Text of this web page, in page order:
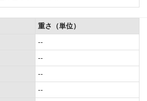
重さ（単位）
--
--
--
--